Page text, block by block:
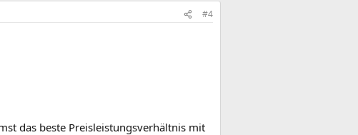
#4
das beste Preisleistungsverhältnis mit